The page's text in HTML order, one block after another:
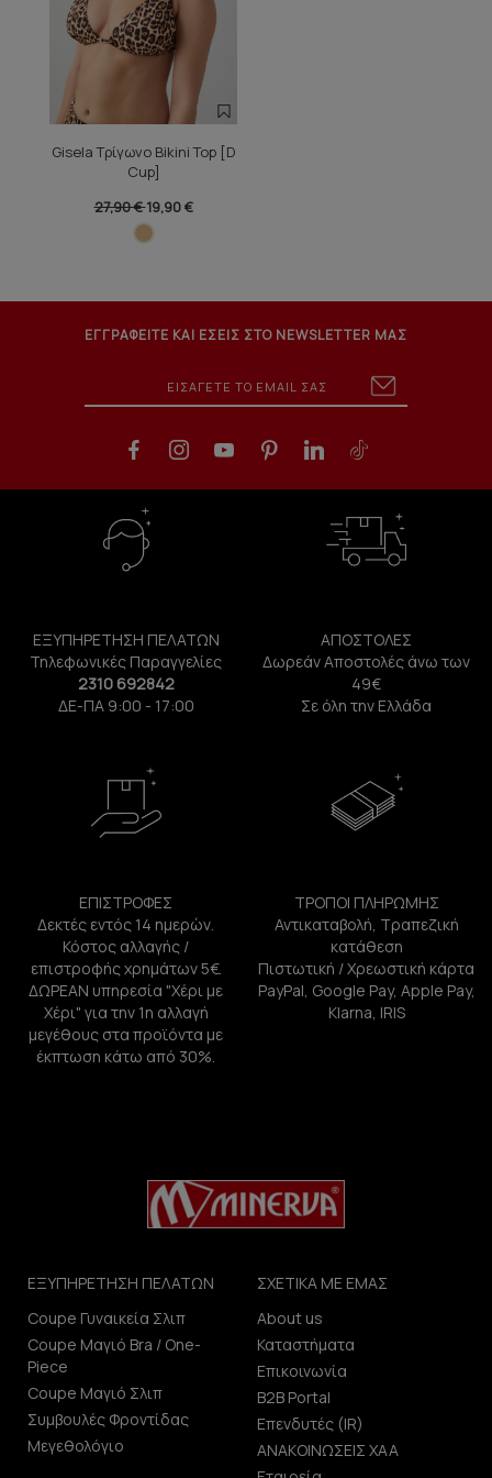
Gisela Τρίγωνο Bikini Top [D
Cup]
27,90 €19,90 €
ΕΓΓΡΑΦΕΙΤΕ ΚΑΙ ΕΣΕΙΣ ΣΤΟ NEWSLETTER ΜΑΣ
ΕΞΥΠΗΡΕΤΗΣΗ ΠΕΛΑΤΩΝ
Τηλεφωνικές Παραγγελίες
2310 692842
ΔΕ-ΠΑ 9:00 - 17:00
ΑΠΟΣΤΟΛΕΣ
Δωρεάν Αποστολές άνω των
49€
Σε όλη την Ελλάδα
ΕΠΙΣΤΡΟΦΕΣ
Δεκτές εντός 14 ημερών.
Κόστος αλλαγής /
επιστροφής χρημάτων 5€.
ΔΩΡΕΑΝ υπηρεσία "Χέρι με
Χέρι" για την 1η αλλαγή
μεγέθους στα προϊόντα με
έκπτωση κάτω από 30%.
ΤΡΟΠΟΙ ΠΛΗΡΩΜΗΣ
Αντικαταβολή, Τραπεζική
κατάθεση
Πιστωτική / Χρεωστική κάρτα
PayPal, Google Pay, Apple Pay,
Klarna, IRIS
ΕΞΥΠΗΡΕΤΗΣΗ ΠΕΛΑΤΩΝ
Coupe Γυναικεία Σλιπ
Coupe Μαγιό Bra / One-
Piece
Coupe Μαγιό Σλιπ
Συμβουλές Φροντίδας
Μεγεθολόγιο
ΣΧΕΤΙΚΑ ΜΕ ΕΜΑΣ
About us
Καταστήματα
Επικοινωνία
B2B Portal
Επενδυτές (IR)
ΑΝΑΚΟΙΝΩΣΕΙΣ ΧΑΑ